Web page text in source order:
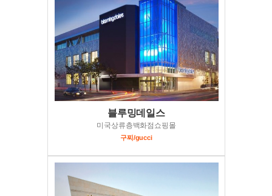
블루밍데일스
미국상류층백화점쇼핑몰
구찌/gucci